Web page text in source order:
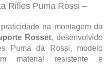
Rifles Puma Rossi –
na montagem da
Rosset, desenvolvido
Puma da Rossi, modelo
material resistente e